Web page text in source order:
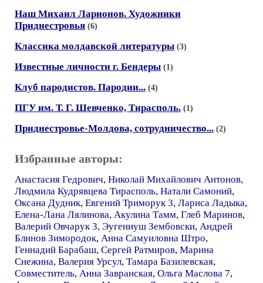
Наш Михаил Ларионов. Художники
Приднестровья (6)
Классика молдавской литературы (3)
Известные личности г. Бендеры (1)
Клуб пародистов. Пародии... (4)
ПГУ им. Т. Г. Шевченко, Тирасполь. (1)
Приднестровье-Молдова, сотрудничество... (2)
Избранные авторы:
Анастасия Гедрович, Николай Михайлович Антонов,
Людмила Кудрявцева Тирасполь, Натали Самоний,
Оксана Дудник, Евгений Триморук 3, Лариса Ладыка,
Елена-Лана Лялинова, Акулина Тамм, Глеб Маринов,
Валерий Овчарук 3, Эугениуш Зембовски, Андрей
Блинов Зимородок, Анна Самуиловна Штро,
Геннадий Барабаш, Сергей Ратмиров, Марина
Снежина, Валерия Урсул, Тамара Базилевская,
Совместитель, Анна Завранская, Ольга Маслова 7,